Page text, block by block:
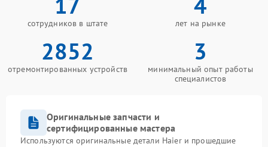
сотрудников в штате лет на рынке
2852
отремонтированных устройств
3
минимальный опыт работы
специалистов
Оригинальные запчасти и
сертифицированные мастера
Используются оригинальные детали Haier и прошедшие